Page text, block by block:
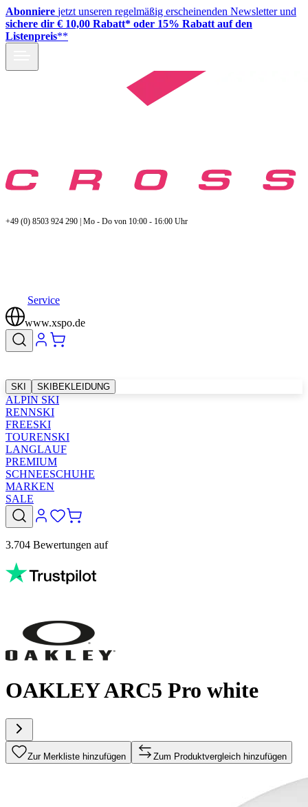
Abonniere jetzt unseren regelmäßig erscheinenden Newsletter und
sichere dir € 10,00 Rabatt* oder 15% Rabatt auf den
Listenpreis**
+49 (0) 8503 924 290 | Mo - Do von 10:00 - 16:00 Uhr
Service
www.xspo.de
SKI SKIBEKLEIDUNG
ALPIN SKI
RENNSKI
FREESKI
TOURENSKI
LANGLAUF
PREMIUM
SCHNEESCHUHE
MARKEN
SALE
3.704 Bewertungen auf
OAKLEY ARC5 Pro white
Zur Merkliste hinzufügen Zum Produktvergleich hinzufügen